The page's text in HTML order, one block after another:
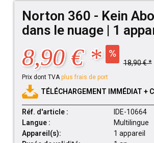
Norton 360 - Kein
dans le nuage | 1
8,90 € * 18,90 € *
Prix dont TVAplus frais de port
TÉLÉCHARGEMENT IMMÉDIAT +
Réf. d'article :
IDE-10664
Langue :
Multilingue
Appareil(s):
1 appareil